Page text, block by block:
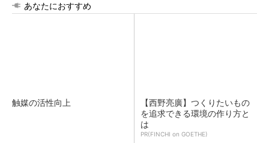
あなたにおすすめ
触媒の活性向上
【西野亮廣】つくりたいもの
を追求できる環境の作り方と
は
PR(FINCHI on GOETHE)